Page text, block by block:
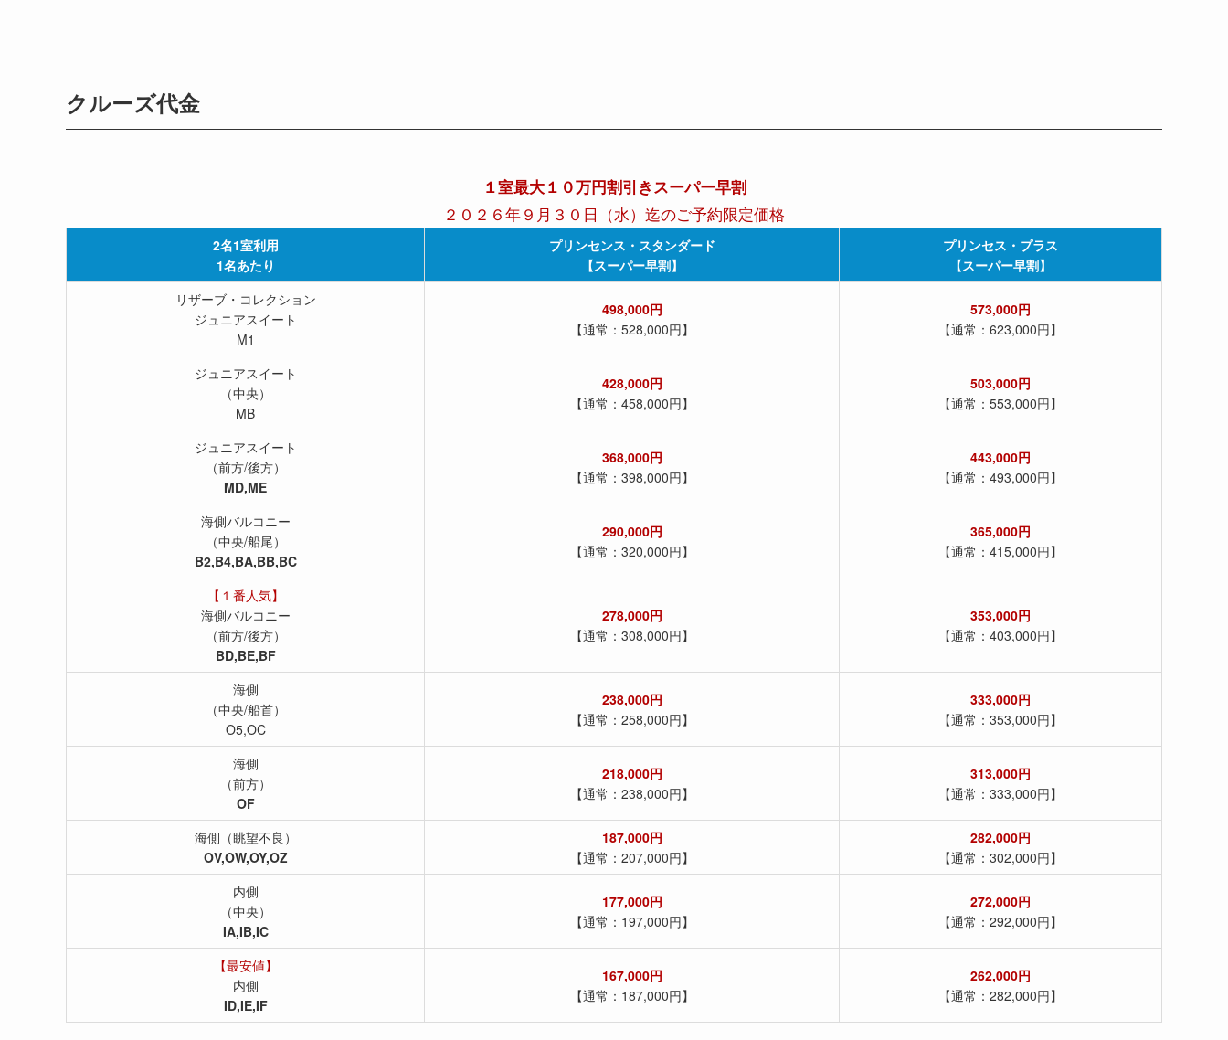
クルーズ代金
１室最大１０万円割引きスーパー早割
２０２６年９月３０日（水）迄のご予約限定価格
2名1室利用
1名あたり
プリンセンス・スタンダード
【スーパー早割】
プリンセス・プラス
【スーパー早割】
リザーブ・コレクション
ジュニアスイート
M1
498,000円
【通常：528,000円】
573,000円
【通常：623,000円】
ジュニアスイート
（中央）
MB
428,000円
【通常：458,000円】
503,000円
【通常：553,000円】
ジュニアスイート
（前方/後方）
MD,ME
368,000円
【通常：398,000円】
443,000円
【通常：493,000円】
海側バルコニー
（中央/船尾）
B2,B4,BA,BB,BC
290,000円
【通常：320,000円】
365,000円
【通常：415,000円】
【１番人気】
海側バルコニー
（前方/後方）
BD,BE,BF
278,000円
【通常：308,000円】
353,000円
【通常：403,000円】
海側
（中央/船首）
O5,OC
238,000円
【通常：258,000円】
333,000円
【通常：353,000円】
海側
（前方）
OF
218,000円
【通常：238,000円】
313,000円
【通常：333,000円】
海側（眺望不良）
OV,OW,OY,OZ
187,000円
【通常：207,000円】
282,000円
【通常：302,000円】
内側
（中央）
IA,IB,IC
177,000円
【通常：197,000円】
272,000円
【通常：292,000円】
【最安値】
内側
ID,IE,IF
167,000円
【通常：187,000円】
262,000円
【通常：282,000円】